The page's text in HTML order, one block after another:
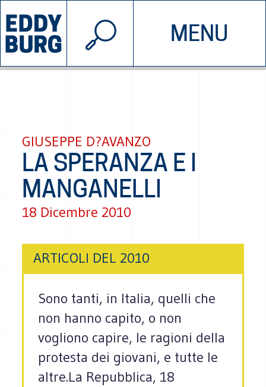
MENU
INIZIATIVE CHI SIAMO
© 2026 EDDYBURG
GIUSEPPE D?AVANZO
LA SPERANZA E I
MANGANELLI
18 Dicembre 2010
ARTICOLI DEL 2010
Sono tanti, in Italia, quelli che
non hanno capito, o non
vogliono capire, le ragioni della
protesta dei giovani, e tutte le
altre.La Repubblica, 18